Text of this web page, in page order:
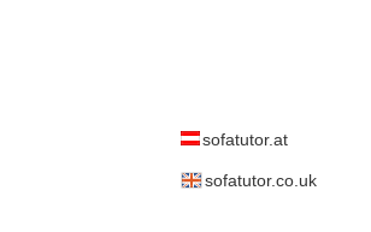
sofatutor.at
sofatutor.co.uk